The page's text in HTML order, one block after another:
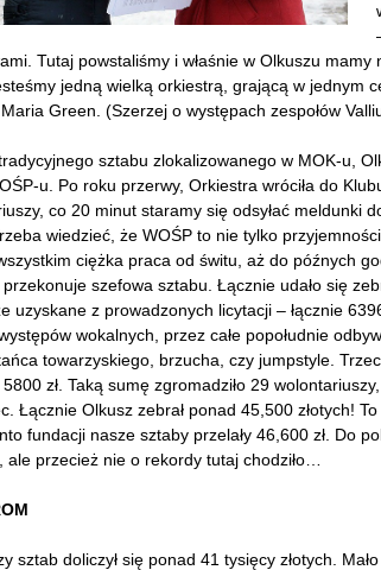
Tutaj powstaliśmy i właśnie w Olkuszu
jedną wielką orkiestrą, grającą w jednym
Maria Green. (Szerzej o występach zespołów
sztabu zlokalizowanego w MOK-u,
u. Po roku przerwy, Orkiestra wróciła do
co 20 minut staramy się odsyłać meldunki
wiedzieć, że WOŚP to nie tylko
ciężka praca od świtu, aż do późnych
szefowa sztabu. Łącznie udało się
uzyskane z prowadzonych licytacji – łącznie
wokalnych, przez całe popołudnie
towarzyskiego, brzucha, czy jumpstyle.
5800 zł. Taką sumę zgromadziło 29
Łącznie Olkusz zebrał ponad 45,500 złotych!
fundacji nasze sztaby przelały 46,600 zł. Do
ale przecież nie o rekordy tutaj chodziło…
sztab doliczył się ponad 41 tysięcy złotych.